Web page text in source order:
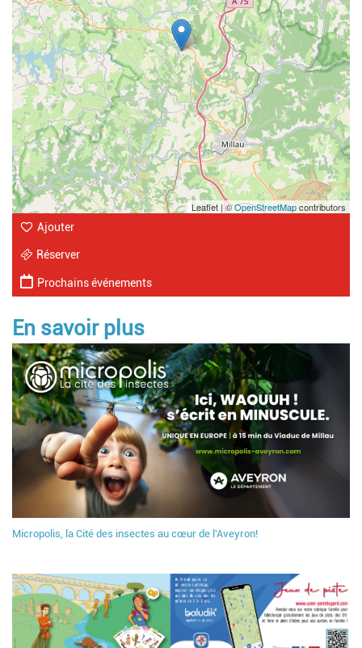
Leaflet | ©OpenStreetMapcontributors
Ajouter
Réserver
Prochains événements
En savoir plus
Micropolis, la Cité des insectes au cœur de l'Aveyron!